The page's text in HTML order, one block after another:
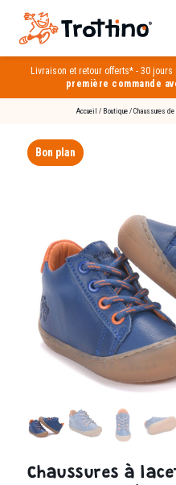
Livraison et retour offerts* -30 jours
première commande
Accueil / Boutique / Chaussures de
Bon plan
Chaussures à